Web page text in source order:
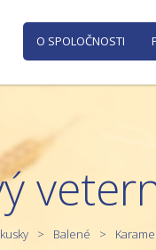
O SPOLOČNOSTI
Balené